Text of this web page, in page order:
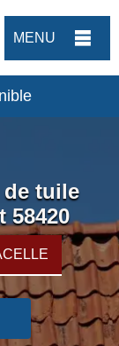
MENU
de tuile
58420